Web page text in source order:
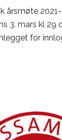
årsmøte
3. mars kl 29
for